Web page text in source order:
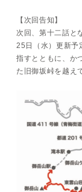
【次回告知】
次回、第十二話
25日（水）更新予
指すとともに、か
た旧御坂峠を越え